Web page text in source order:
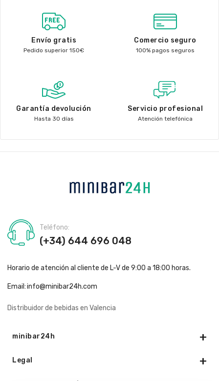
Envío gratis
Pedido superior 150€
Comercio seguro
100% pagos seguros
Garantía devolución
Hasta 30 días
Servicio profesional
Atención telefónica
Teléfono:
(+34) 644 696 048
Horario de atención al cliente de L-V de 9:00 a 18:00 horas.
Email:info@minibar24h.com
Distribuidor de bebidas en Valencia
minibar24h
Legal